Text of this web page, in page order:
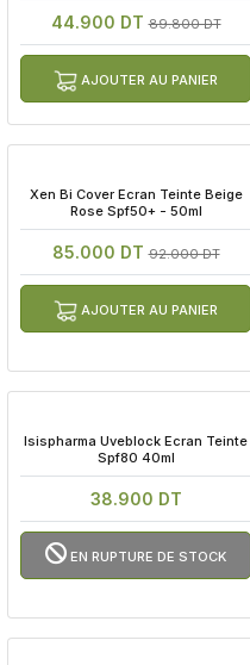
44.900 DT89.800 DT
AJOUTER AU PANIER
Xen Bi Cover Ecran Teinte Beige
Rose Spf50+ - 50ml
85.000 DT92.000 DT
AJOUTER AU PANIER
Isispharma Uveblock Ecran Teinte
Spf80 40ml
38.900 DT
EN RUPTURE DE STOCK